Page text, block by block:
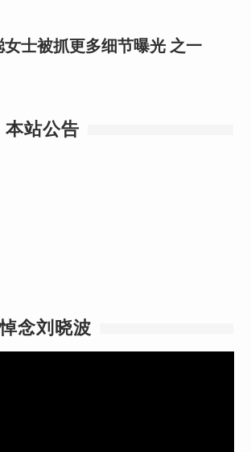
士被抓更多细节曝光 之一
本站公告
念刘晓波